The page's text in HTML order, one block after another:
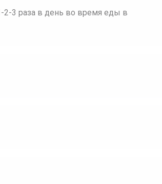
2-3 раза в день во время еды в